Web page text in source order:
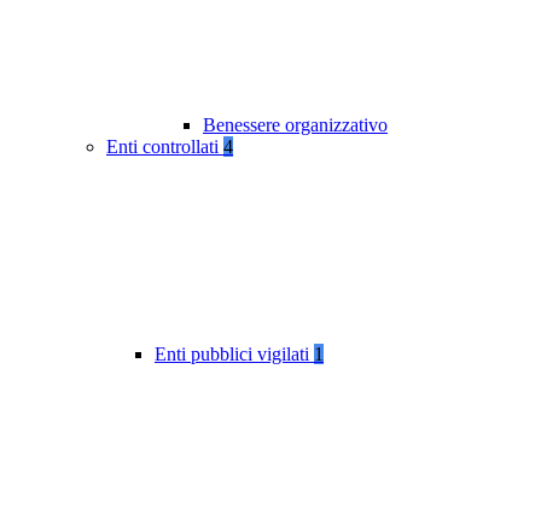
Benessere organizzativo
Enti controllati 4
Enti pubblici vigilati 1